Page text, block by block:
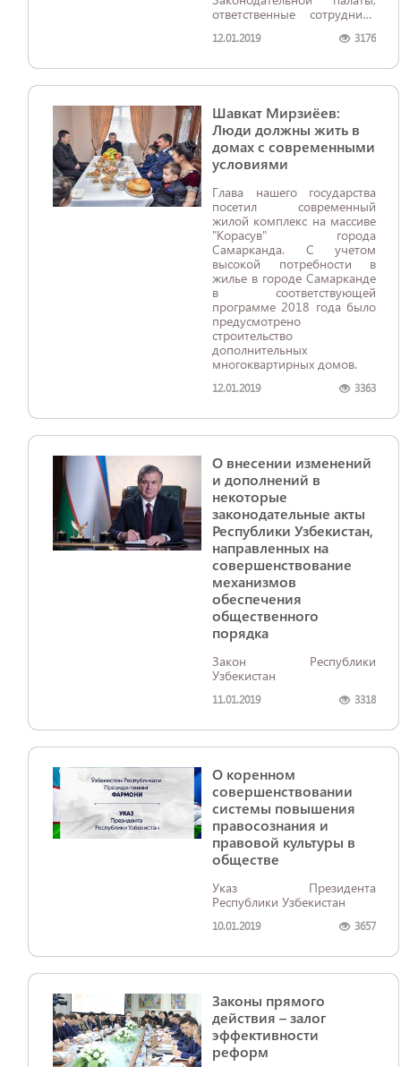
ответственные сотрудники
Министерства внутренних
чрезвычайным ситуациям,
Государственного
представители средств
массовой информации.
12.01.2019 3176
Шавкат Мирзиёев:
Люди должны жить в
домах с современными
условиями
Глава нашего государства
посетил современный
жилой комплекс на массиве
"Корасув" города
Самарканда. С учетом
высокой потребности в
жилье в городе Самарканде
в соответствующей
программе 2018 года было
предусмотрено
строительство
дополнительных
многоквартирных домов.
12.01.2019 3363
О внесении изменений
и дополнений в
некоторые
законодательные акты
Республики Узбекистан,
направленных на
совершенствование
механизмов
обеспечения
общественного
порядка
Закон Республики
Узбекистан
11.01.2019 3318
О коренном
совершенствовании
системы повышения
правосознания и
правовой культуры в
обществе
Указ Президента
Республики Узбекистан
10.01.2019 3657
Законы прямого
действия – залог
эффективности
реформ